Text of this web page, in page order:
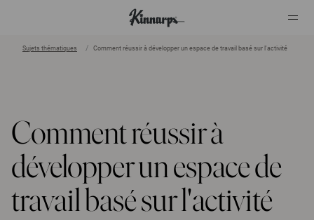
Sujets thématiques Comment réussir à développer un espace de travail basé sur l'activité
Comment réussir à
développer un espace de
travail basé sur l'activité